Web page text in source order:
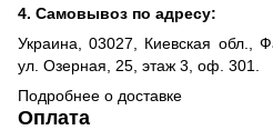
4. Самовывоз по адресу:
Украина, 03027, Киевская обл.,
ул. Озерная, 25, этаж 3, оф. 301.
Подробнее о доставке
Оплата